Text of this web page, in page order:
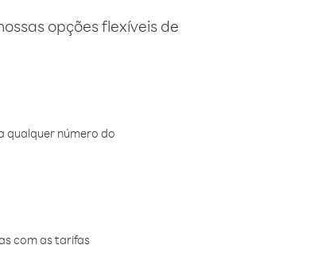
opções flexíveis de
qualquer número do
com as tarifas